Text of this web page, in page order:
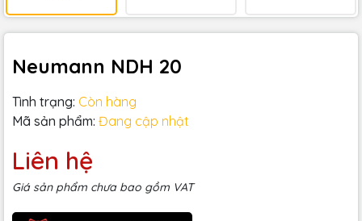
Neumann NDH 20
Tình trạng: Còn hàng
Mã sản phẩm: Đang cập nhật
Liên hệ
Giá sản phẩm chưa bao gồm VAT